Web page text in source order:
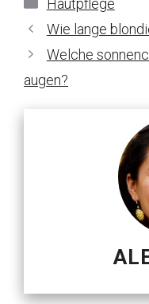
Hautpflege
Wie lange
Welche
augen?